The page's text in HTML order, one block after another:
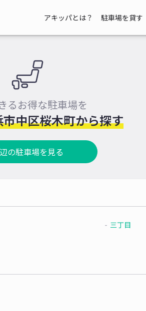
アキッパとは？ 駐車場を貸す
るお得な駐車場を
中区桜木町から探す
の駐車場を見る
三丁目